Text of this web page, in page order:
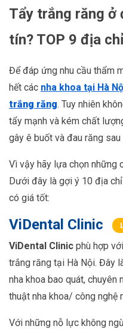
Tẩy trắng răng ở
tín? TOP 9 địa
Để đáp ứng nhu cầu thẩm
hết các nha khoa tại Hà
trắng răng. Tuy nhiên
tẩy mạnh và kém chất
gây ê buốt và đau răng sau
Vì vậy hãy lựa chọn những
Dưới đây là gợi ý 10 địa
có giá tốt:
ViDental Clinic
ViDental Clinic phù hợp
trắng răng tại Hà Nội. Đây
nha khoa bao quát,
thuật nha khoa/ công nghệ
Với những nỗ lực không